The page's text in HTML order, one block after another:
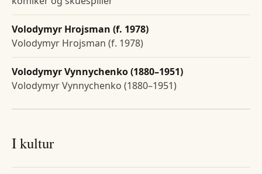
Volodymyr Hrojsman (f. 1978)
Volodymyr Hrojsman (f. 1978)
Volodymyr Vynnychenko (1880–1951)
Volodymyr Vynnychenko (1880–1951)
I kultur